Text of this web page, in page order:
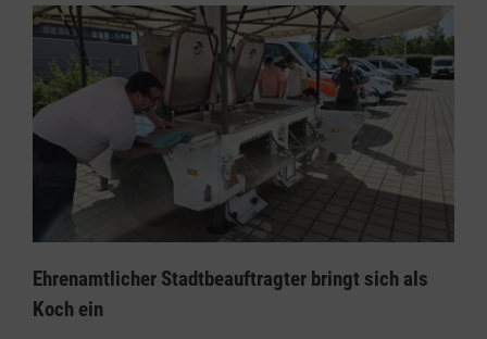
Ehrenamtlicher Stadtbeauftragter bringt sich als
Koch ein